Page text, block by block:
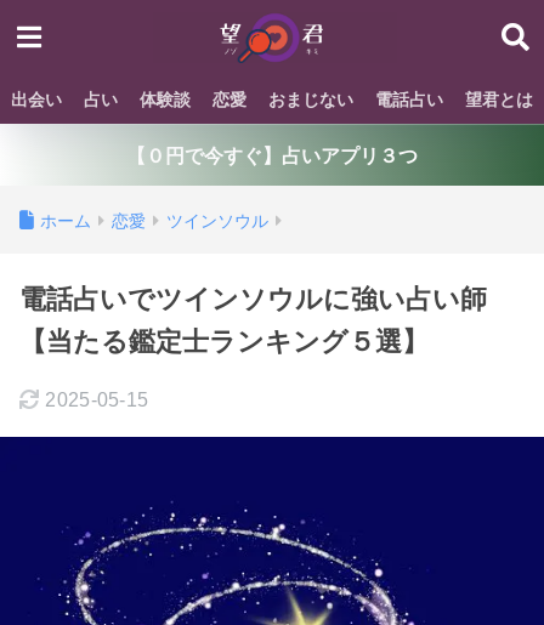
出会い 占い 体験談 恋愛 おまじない 電話占い 望君とは
【０円で今すぐ】占いアプリ３つ
ホーム 恋愛 ツインソウル
電話占いでツインソウルに強い占い師
【当たる鑑定士ランキング５選】
2025-05-15